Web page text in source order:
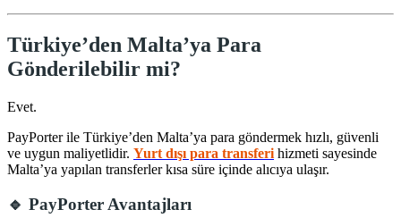
Türkiye’den Malta’ya Para
Gönderilebilir mi?
Evet.
PayPorterile Türkiye’den Malta’ya para göndermek hızlı, güvenli
ve uygun maliyetlidir. Yurt dışı para transferi hizmeti sayesinde
Malta’ya yapılan transferler kısa süre içinde alıcıya ulaşır.
🔹 PayPorter Avantajları